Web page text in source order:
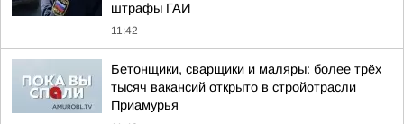
штрафы ГАИ
11:42
Бетонщики, сварщики и маляры: более трёх
тысяч вакансий открыто в стройотрасли
Приамурья